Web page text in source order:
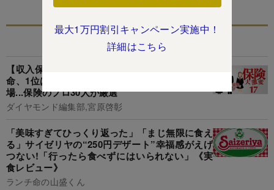
最大1万円割引キャンペーン実施中！
詳細はこちら
あなたにおすすめ
【収入保障保険ランキング2025】2位はなさく生
命、1位は?3月には圧倒的王者を脅かす新商品登
場...保険のプロ30人が厳選
ダイヤモンド編集部,宮原啓彰
「美味すぎてひっくり返った」「まじ無限に食え
る」サイゼリヤの“250円デザート”幸福感がえげ
つない!「行ったら食べずにはいられない」《実
食レビュー》
ランチ命の山盛くん